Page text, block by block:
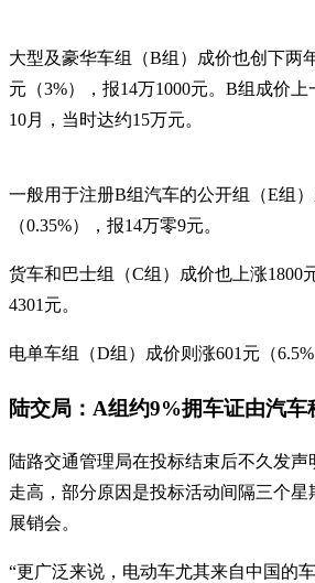
大型及豪华车组（B组）成价也创下两
元（3%），报14万1000元。B组成价
10月，当时达约15万元。
一般用于注册B组汽车的公开组（E组
（0.35%），报14万零9元。
货车和巴士组（C组）成价也上涨1800
4301元。
电单车组（D组）成价则涨601元（6.5%
陆交局：A组约9%拥车证由汽车
陆路交通管理局在投标结束后不久发
走高，部分原因是投标活动间隔三个星
展销会。
“更广泛来说，电动车尤其来自中国的